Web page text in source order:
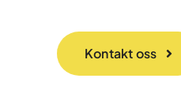
Kontakt oss